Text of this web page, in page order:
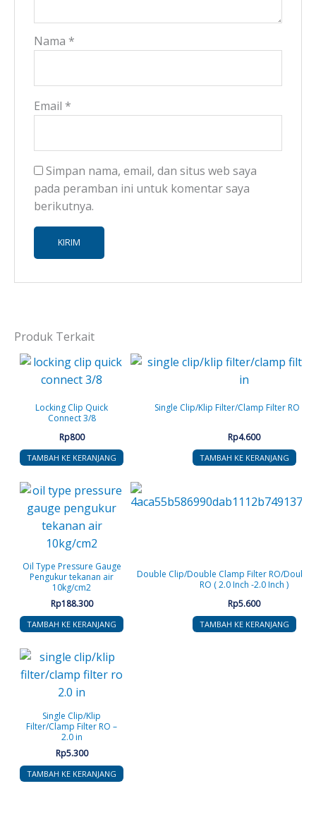
Nama *
Email *
Simpan nama, email, dan situs web saya
pada peramban ini untuk komentar saya
berikutnya.
Produk Terkait
Locking Clip Quick
Connect 3/8
Rp800
TAMBAH KE KERANJANG
Single Clip/Klip Filter/Clamp Filter RO –
Rp4.600
TAMBAH KE KERANJANG
Oil Type Pressure Gauge
Pengukur tekanan air
10kg/cm2
Rp188.300
TAMBAH KE KERANJANG
Double Clip/Double Clamp Filter RO/Double
RO ( 2.0 Inch -2.0 Inch )
Rp5.600
TAMBAH KE KERANJANG
Single Clip/Klip
Filter/Clamp Filter RO –
2.0 in
Rp5.300
TAMBAH KE KERANJANG